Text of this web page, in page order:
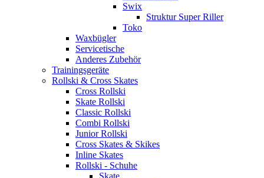
Swix
Struktur Super Riller
Toko
Waxbügler
Servicetische
Anderes Zubehör
Trainingsgeräte
Rollski & Cross Skates
Cross Rollski
Skate Rollski
Classic Rollski
Combi Rollski
Junior Rollski
Cross Skates & Skikes
Inline Skates
Rollski - Schuhe
Skate